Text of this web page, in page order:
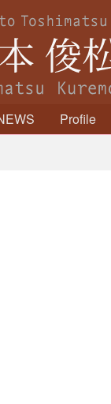
Profile